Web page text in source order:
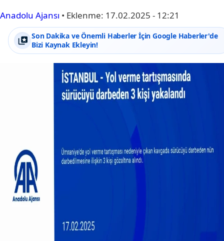
Anadolu Ajansı • Eklenme: 17.02.2025 - 12:21
Son Dakika ve Önemli Haberler İçin Google Haberler'de
Bizi Kaynak Ekleyin!